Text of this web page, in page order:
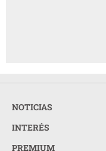
NOTICIAS
INTERÉS
PREMIUM